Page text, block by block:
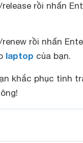
rồi nhấn
rồi nhấn
laptop của bạn.
khắc phục tình